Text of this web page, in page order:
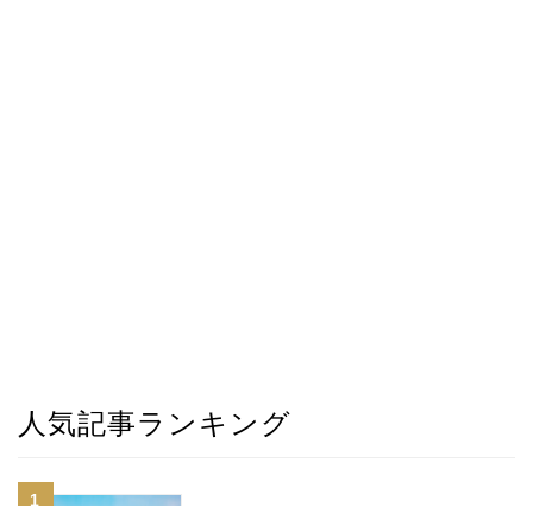
人気記事ランキング